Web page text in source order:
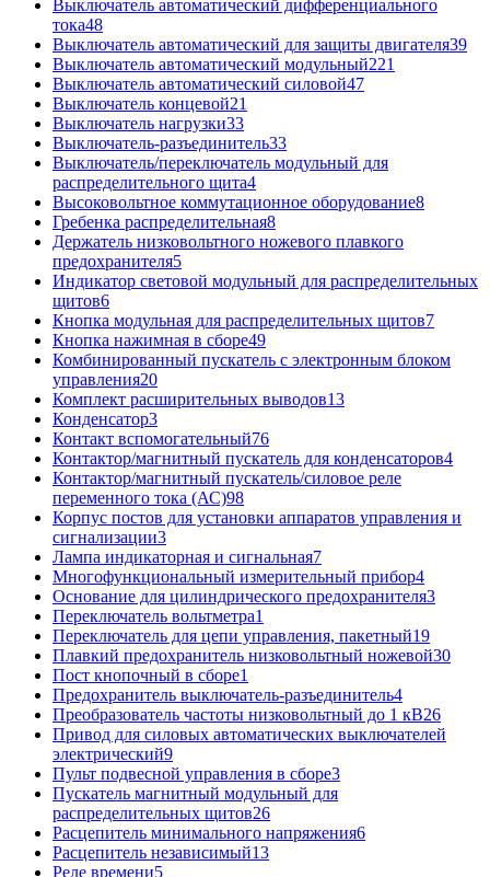
Выключатель автоматический дифференциального
тока48
Выключатель автоматический для защиты двигателя39
Выключатель автоматический модульный221
Выключатель автоматический силовой47
Выключатель концевой21
Выключатель нагрузки33
Выключатель-разъединитель33
Выключатель/переключатель модульный для
распределительного щита4
Высоковольтное коммутационное оборудование8
Гребенка распределительная8
Держатель низковольтного ножевого плавкого
предохранителя5
Индикатор световой модульный для распределительных
щитов6
Кнопка модульная для распределительных щитов7
Кнопка нажимная в сборе49
Комбинированный пускатель с электронным блоком
управления20
Комплект расширительных выводов13
Конденсатор3
Контакт вспомогательный76
Контактор/магнитный пускатель для конденсаторов4
Контактор/магнитный пускатель/силовое реле
переменного тока (АС)98
Корпус постов для установки аппаратов управления и
сигнализации3
Лампа индикаторная и сигнальная7
Многофункциональный измерительный прибор4
Основание для цилиндрического предохранителя3
Переключатель вольтметра1
Переключатель для цепи управления, пакетный19
Плавкий предохранитель низковольтный ножевой30
Пост кнопочный в сборе1
Предохранитель выключатель-разъединитель4
Преобразователь частоты низковольтный до 1 кВ26
Привод для силовых автоматических выключателей
электрический9
Пульт подвесной управления в сборе3
Пускатель магнитный модульный для
распределительных щитов26
Расцепитель минимального напряжения6
Расцепитель независимый13
Реле времени5